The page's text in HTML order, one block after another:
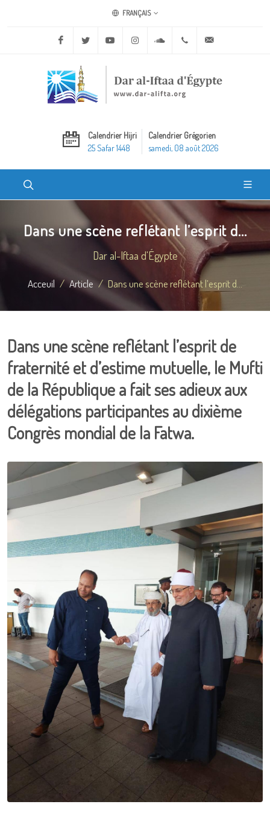
FRANÇAIS
Facebook Twitter Youtube Instagram Soundcloud+20 2 25970400
Calendrier Hijri
25 Safar 1448
Calendrier Grégorien
samedi, 08 août 2026
Dans une scène reflétant l’esprit d...
Dar al-Iftaa d'Égypte
Acceuil Article Dans une scène reflétant l’esprit d...
Dans une scène reflétant l’esprit de
fraternité et d’estime mutuelle, le Mufti
de la République a fait ses adieux aux
délégations participantes au dixième
Congrès mondial de la Fatwa.